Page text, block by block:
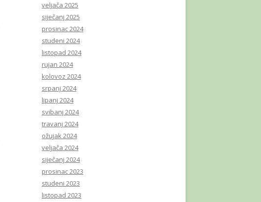
veljača 2025
siječanj 2025
prosinac 2024
studeni 2024
listopad 2024
rujan 2024
kolovoz 2024
srpanj 2024
lipanj 2024
svibanj 2024
travanj 2024
ožujak 2024
veljača 2024
siječanj 2024
prosinac 2023
studeni 2023
listopad 2023